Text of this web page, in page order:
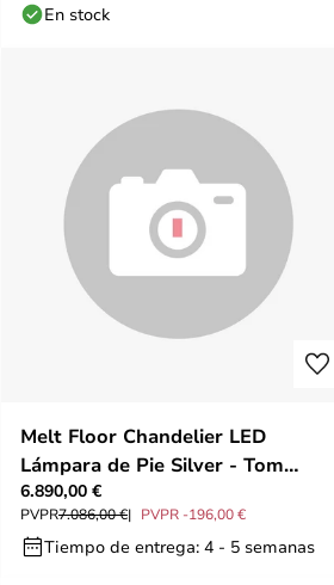
En stock
Melt Floor Chandelier LED
Lámpara de Pie Silver - Tom
Dixon
6.890,00 €
PVPR7.086,00 € PVPR -196,00 €
Tiempo de entrega: 4 - 5 semanas